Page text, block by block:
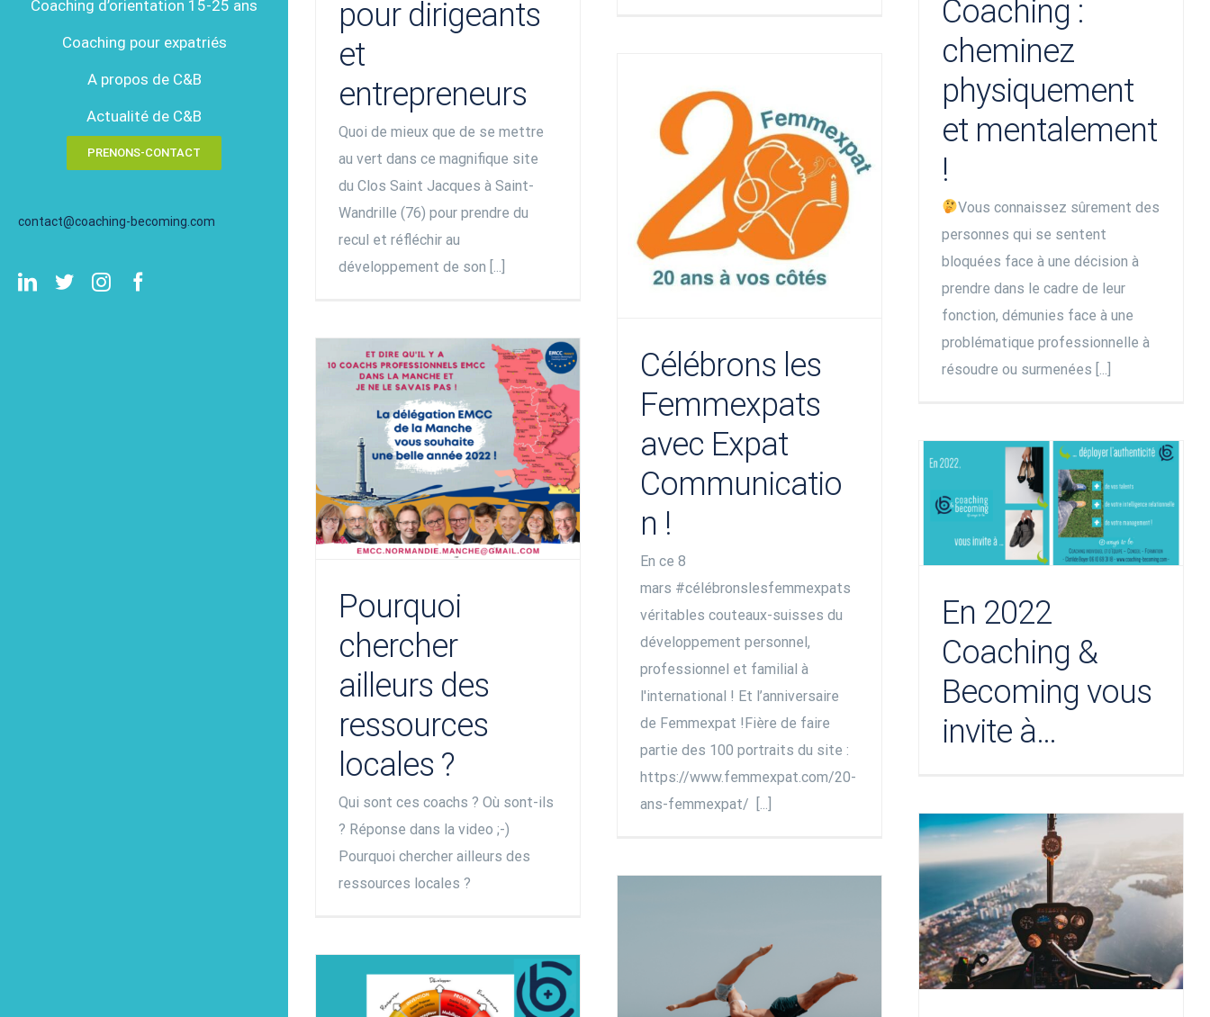
Coaching d’orientation 15-25 ans
Coaching pour expatriés
A propos de C&B
Actualité de C&B
PRENONS-CONTACT
contact@coaching-becoming.com
LinkedIn
TwitterInstagram
pour dirigeants
et
entrepreneurs
Quoi de mieux que de se mettre
au vert dans ce magnifique site
du Clos Saint Jacques à Saint-
Wandrille (76) pour prendre du
recul et réfléchir au
développement de son [...]
Coaching :
cheminez
physiquement
et mentalement
!
Vous connaissez sûrement des
personnes qui se sentent
bloquées face à une décision à
prendre dans le cadre de leur
fonction, démunies face à une
problématique professionnelle à
résoudre ou surmenées [...]
Célébrons les
Femmexpats
avec Expat
Communicatio
n !
En ce 8
mars #célébronslesfemmexpats
véritables couteaux-suisses du
développement personnel,
professionnel et familial à
l'international ! Et l’anniversaire
de Femmexpat !Fière de faire
partie des 100 portraits du site :
https://www.femmexpat.com/20-
ans-femmexpat/ [...]
Pourquoi
chercher
ailleurs des
ressources
locales ?
Qui sont ces coachs ? Où sont-ils
? Réponse dans la video ;-)
Pourquoi chercher ailleurs des
ressources locales ?
En 2022
Coaching &
Becoming vous
invite à…